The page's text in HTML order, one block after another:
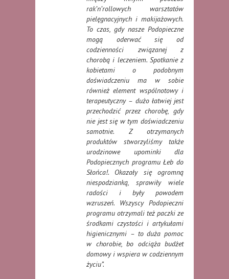
rak’n’rollowych warsztatów
pielęgnacyjnych i makijażowych.
To czas, gdy nasze Podopieczne
mogą oderwać się od
codzienności związanej z
chorobą i leczeniem. Spotkanie z
kobietami o podobnym
doświadczeniu ma w sobie
również element wspólnotowy i
terapeutyczny – dużo łatwiej jest
przechodzić przez chorobę, gdy
nie jest się w tym doświadczeniu
samotnie. Z otrzymanych
produktów stworzyliśmy także
urodzinowe upominki dla
Podopiecznych programu Łeb do
Słońca!. Okazały się ogromną
niespodzianką, sprawiły wiele
radości i były powodem
wzruszeń. Wszyscy Podopieczni
programu otrzymali też paczki ze
środkami czystości i artykułami
higienicznymi – to duża pomoc
w chorobie, bo odciąża budżet
domowy i wspiera w codziennym
życiu”.